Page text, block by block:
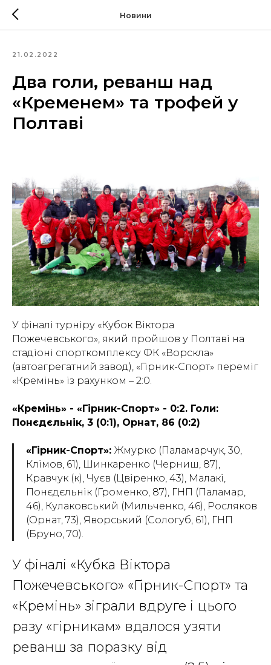
Новини
21.02.2022
Два голи, реванш над
«Кременем» та трофей у
Полтаві
У фіналі турніру «Кубок Віктора
Пожечевського», який пройшов у Полтаві на
стадіоні спорткомплексу ФК «Ворскла»
(автоагрегатний завод), «Гірник-Спорт» переміг
«Кремінь» із рахунком – 2:0.
«Кремінь» - «Гірник-Спорт» - 0:2. Голи:
Понєдєльнік, 3 (0:1), Орнат, 86 (0:2)
«Гірник-Спорт»: Жмурко (Паламарчук, 30,
Клімов, 61), Шинкаренко (Черниш, 87),
Кравчук (к), Чуєв (Цвіренко, 43), Малакі,
Понєдєльнік (Громенко, 87), ГНП (Паламар,
46), Кулаковський (Мильченко, 46), Росляков
(Орнат, 73), Яворський (Сологуб, 61), ГНП
(Бруно, 70).
У фіналі «Кубка Віктора
Пожечевського» «Гірник-Спорт» та
«Кремінь» зіграли вдруге і цього
разу «гірникам» вдалося узяти
реванш за поразку від